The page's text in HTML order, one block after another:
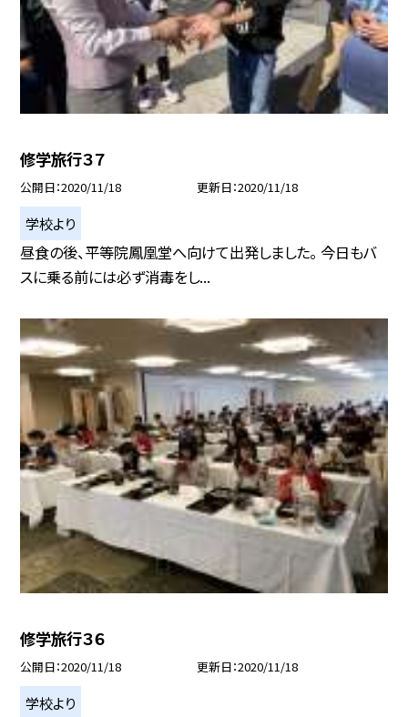
修学旅行３７
公開日 2020/11/18 更新日 2020/11/18
学校より
昼食の後、平等院鳳凰堂へ向けて出発しました。 今日もバ
スに乗る前には必ず消毒をし...
修学旅行３６
公開日 2020/11/18 更新日 2020/11/18
学校より